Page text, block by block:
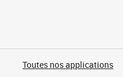
Toutes nos applications